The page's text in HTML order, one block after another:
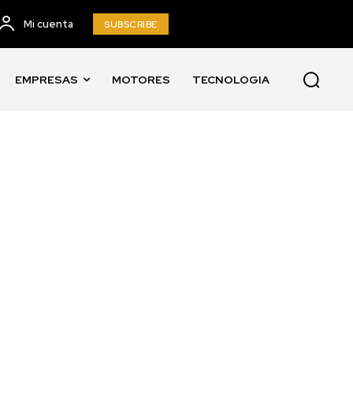
Mi cuenta SUBSCRIBE
EMPRESAS MOTORES TECNOLOGIA